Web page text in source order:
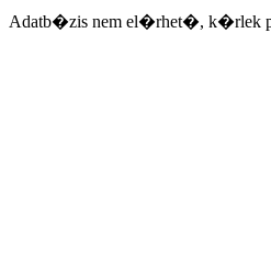
Adatb�zis nem el�rhet�,